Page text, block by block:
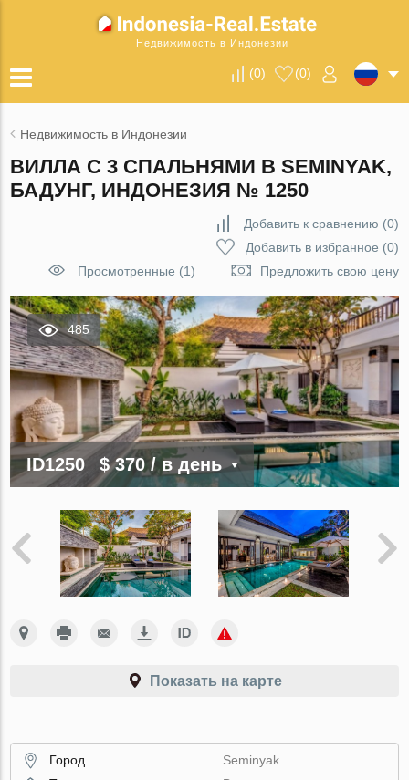
Недвижимость в Индонезии
(0) (0)
Недвижимость в Индонезии
ВИЛЛА С 3 СПАЛЬНЯМИ В SEMINYAK,
БАДУНГ, ИНДОНЕЗИЯ № 1250
Добавить к сравнению (0)
Добавить в избранное (0)
Просмотренные (1)
Предложить свою цену
485
ID1250 $ 370/ в день
Показать на карте
Город
Seminyak